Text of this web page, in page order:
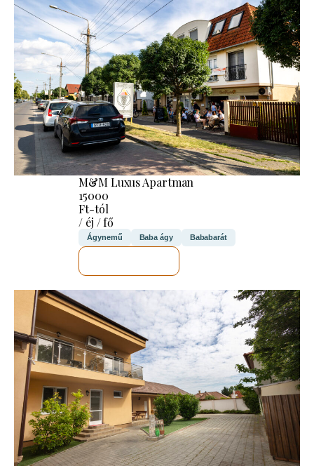
M&M Luxus Apartman
15000
Ft-tól
/ éj / fő
Ágynemű Baba ágy Bababarát